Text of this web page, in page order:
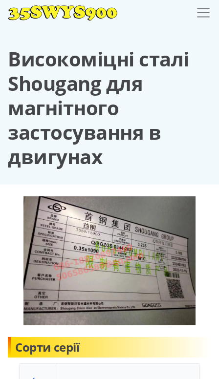
Високоміцні сталі
Shougang для
магнітного
застосування в
двигунах
Сорти серії